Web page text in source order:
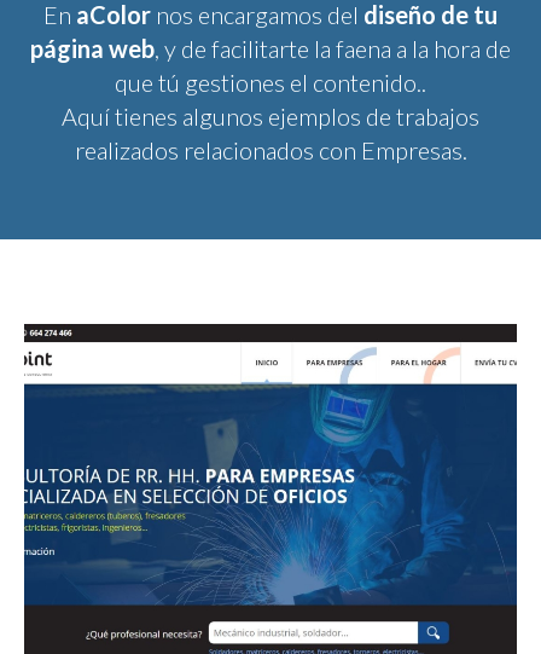
En aColor nos encargamos del diseño de tu
página web, y de facilitarte la faena a la hora de
que tú gestiones el contenido..
Aquí tienes algunos ejemplos de trabajos
realizados relacionados con Empresas.